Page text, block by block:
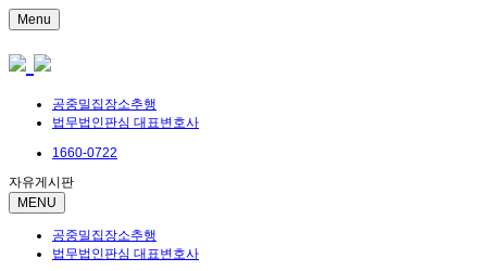
Menu
공중밀집장소추행
법무법인판심 대표변호사
1660-0722
자유게시판
MENU
공중밀집장소추행
법무법인판심 대표변호사